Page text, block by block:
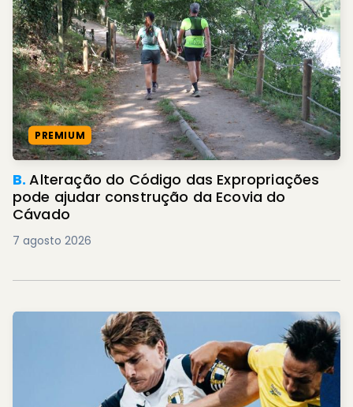
PREMIUM
B.Alteração do Código das Expropriações
pode ajudar construção da Ecovia do
Cávado
7 agosto 2026